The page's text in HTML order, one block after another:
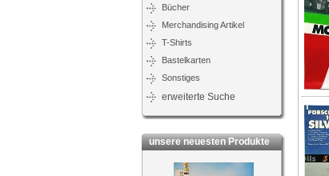
Bücher
Merchandising Artikel
T-Shirts
Bastelkarten
Sonstiges
erweiterte Suche
unsere neuesten Produkte